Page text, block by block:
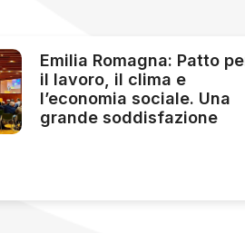
Emilia Romagna: Patto
il lavoro, il clima e
l’economia sociale. Una
grande soddisfazione